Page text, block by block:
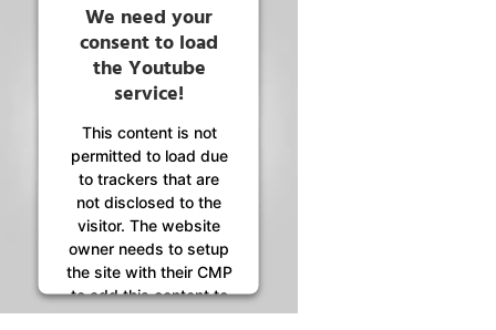
We need your
consent to load
the Youtube
service!
This content is not
permitted to load due
to trackers that are
not disclosed to the
visitor. The website
owner needs to setup
the site with their CMP
to add this content to
the list of technologies